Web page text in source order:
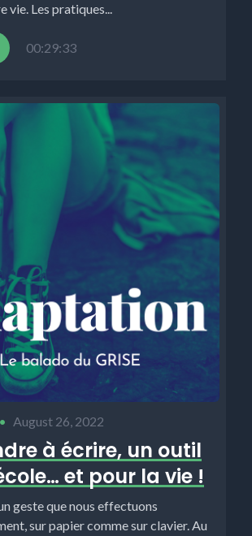
vie. Les pratiques...
00:29:33
• August 26, 2022
à écrire, un outil
et pour la vie !
geste que nous effectuons
sur papier comme sur clavier. Au